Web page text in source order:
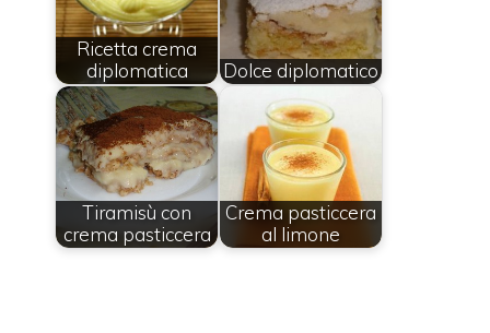
Ricetta crema
diplomatica
Dolce diplomatico
Tiramisù con
crema pasticcera
Crema pasticcera
al limone